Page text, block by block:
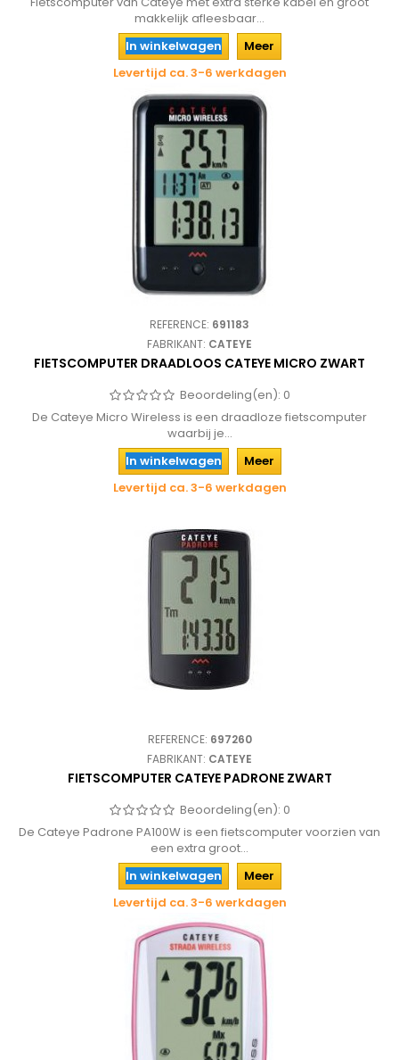
makkelijk afleesbaar...
In winkelwagen
Meer
Levertijd ca. 3-6 werkdagen
REFERENCE: 691183
FABRIKANT: CATEYE
FIETSCOMPUTER DRAADLOOS CATEYE MICRO ZWART
Beoordeling(en): 0
De Cateye Micro Wireless is een draadloze fietscomputer
waarbij je...
In winkelwagen
Meer
Levertijd ca. 3-6 werkdagen
REFERENCE: 697260
FABRIKANT: CATEYE
FIETSCOMPUTER CATEYE PADRONE ZWART
Beoordeling(en): 0
De Cateye Padrone PA100W is een fietscomputer voorzien van
een extra groot...
In winkelwagen
Meer
Levertijd ca. 3-6 werkdagen